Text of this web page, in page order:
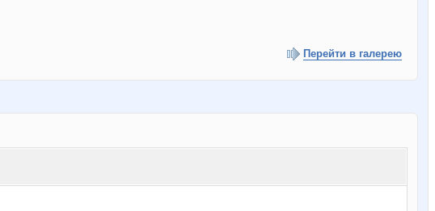
Перейти в галерею